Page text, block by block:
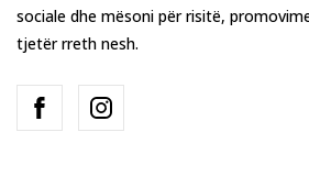
sociale dhe mësoni për risitë,
tjetër rreth nesh.